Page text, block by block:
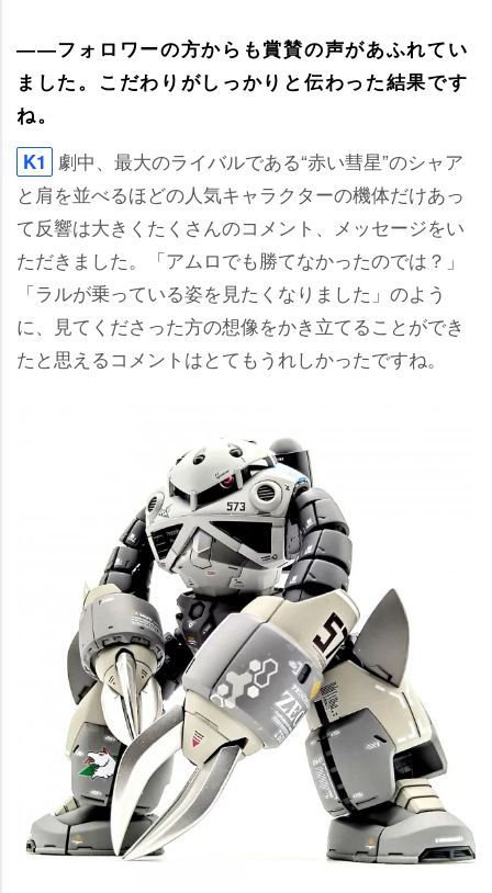
――フォロワーの方からも賞賛の声があふれてい
ました。こだわりがしっかりと伝わった結果です
ね。
K1 劇中、最大のライバルである“赤い彗星”のシャア
と肩を並べるほどの人気キャラクターの機体だけあっ
て反響は大きくたくさんのコメント、メッセージをい
ただきました。「アムロでも勝てなかったのでは？」
「ラルが乗っている姿を見たくなりました」のよう
に、見てくださった方の想像をかき立てることができ
たと思えるコメントはとてもうれしかったですね。